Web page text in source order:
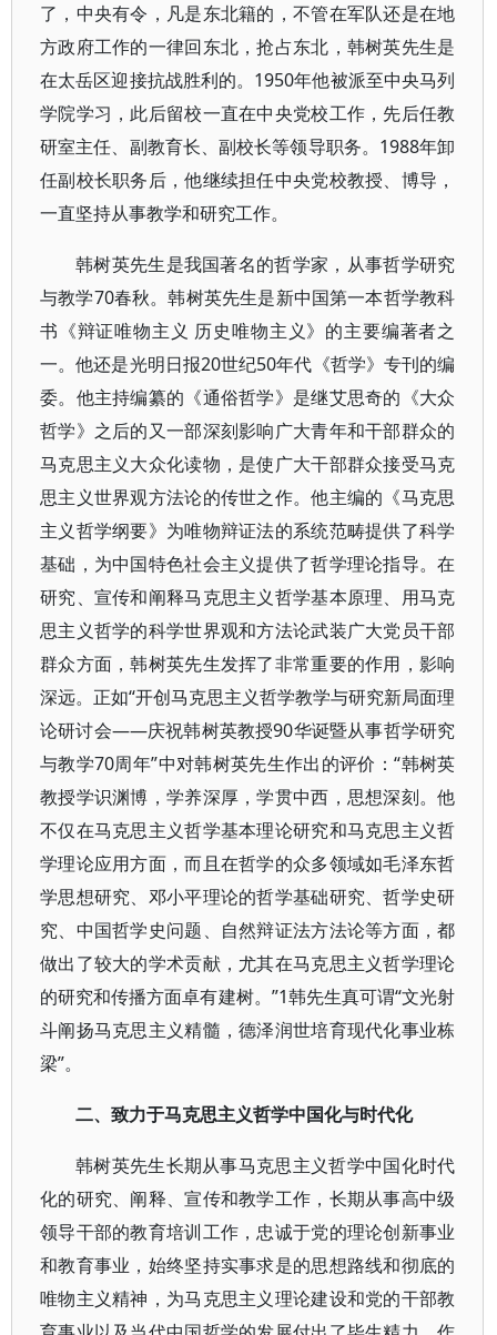
了，中央有令，凡是东北籍的，不管在军队还是在地
方政府工作的一律回东北，抢占东北，韩树英先生是
在太岳区迎接抗战胜利的。1950年他被派至中央马列
学院学习，此后留校一直在中央党校工作，先后任教
研室主任、副教育长、副校长等领导职务。1988年卸
任副校长职务后，他继续担任中央党校教授、博导，
一直坚持从事教学和研究工作。
韩树英先生是我国著名的哲学家，从事哲学研究
与教学70春秋。韩树英先生是新中国第一本哲学教科
书《辩证唯物主义 历史唯物主义》的主要编著者之
一。他还是光明日报20世纪50年代《哲学》专刊的编
委。他主持编纂的《通俗哲学》是继艾思奇的《大众
哲学》之后的又一部深刻影响广大青年和干部群众的
马克思主义大众化读物，是使广大干部群众接受马克
思主义世界观方法论的传世之作。他主编的《马克思
主义哲学纲要》为唯物辩证法的系统范畴提供了科学
基础，为中国特色社会主义提供了哲学理论指导。在
研究、宣传和阐释马克思主义哲学基本原理、用马克
思主义哲学的科学世界观和方法论武装广大党员干部
群众方面，韩树英先生发挥了非常重要的作用，影响
深远。正如“开创马克思主义哲学教学与研究新局面理
论研讨会——庆祝韩树英教授90华诞暨从事哲学研究
与教学70周年”中对韩树英先生作出的评价：“韩树英
教授学识渊博，学养深厚，学贯中西，思想深刻。他
不仅在马克思主义哲学基本理论研究和马克思主义哲
学理论应用方面，而且在哲学的众多领域如毛泽东哲
学思想研究、邓小平理论的哲学基础研究、哲学史研
究、中国哲学史问题、自然辩证法方法论等方面，都
做出了较大的学术贡献，尤其在马克思主义哲学理论
的研究和传播方面卓有建树。”1韩先生真可谓“文光射
斗阐扬马克思主义精髓，德泽润世培育现代化事业栋
梁”。
二、致力于马克思主义哲学中国化与时代化
韩树英先生长期从事马克思主义哲学中国化时代
化的研究、阐释、宣传和教学工作，长期从事高中级
领导干部的教育培训工作，忠诚于党的理论创新事业
和教育事业，始终坚持实事求是的思想路线和彻底的
唯物主义精神，为马克思主义理论建设和党的干部教